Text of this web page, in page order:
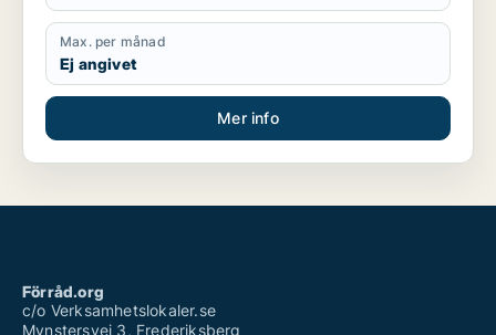
Max. per månad
Ej angivet
Mer info
Förråd.org
c/o Verksamhetslokaler.se
Mynstersvej 3, Frederiksberg